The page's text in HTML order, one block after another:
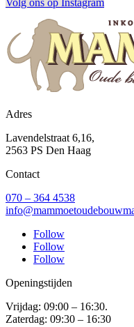
Adres
Lavendelstraat 6,16,
2563 PS Den Haag
Contact
070 – 364 4538
Follow
Follow
Follow
Openingstijden
Vrijdag: 09:00 – 16:30.
Zaterdag: 09:30 – 16:30